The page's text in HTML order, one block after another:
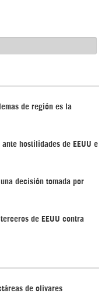
de región es la
hostilidades de EEUU e
decisión tomada por
de EEUU contra
de olivares